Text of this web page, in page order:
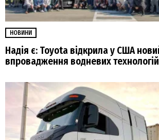
НОВИНИ
Надія є: Toyota відкрила у США
впровадження водневих технологій